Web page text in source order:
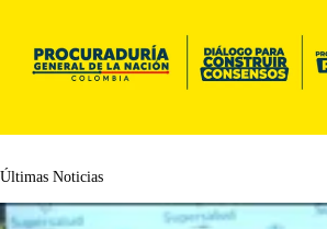
Últimas Noticias